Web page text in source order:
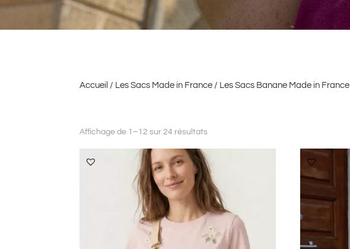
Accueil / Les Sacs Made in France / Les Sacs Banane Made in France
Affichage de 1–12 sur 24 résultats